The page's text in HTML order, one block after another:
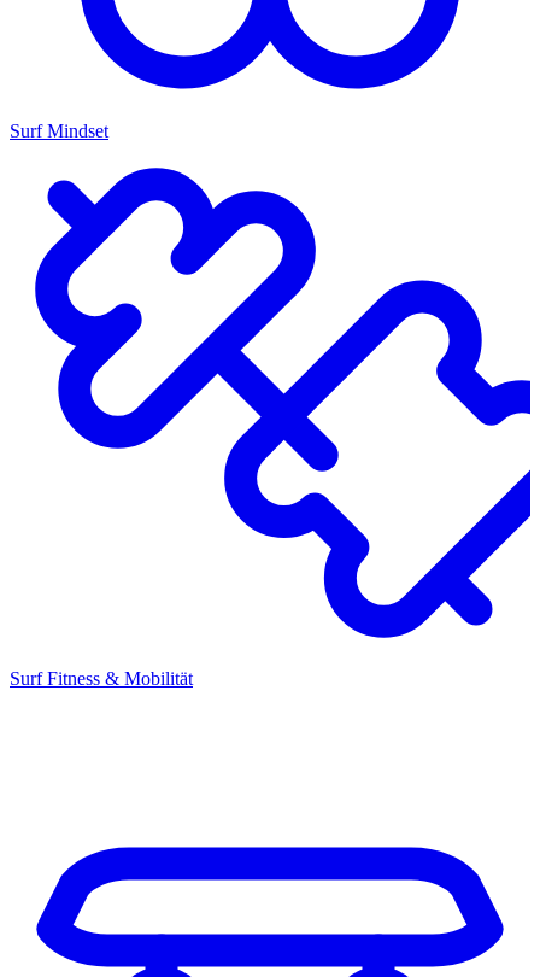
Surf Mindset
Surf Fitness & Mobilität